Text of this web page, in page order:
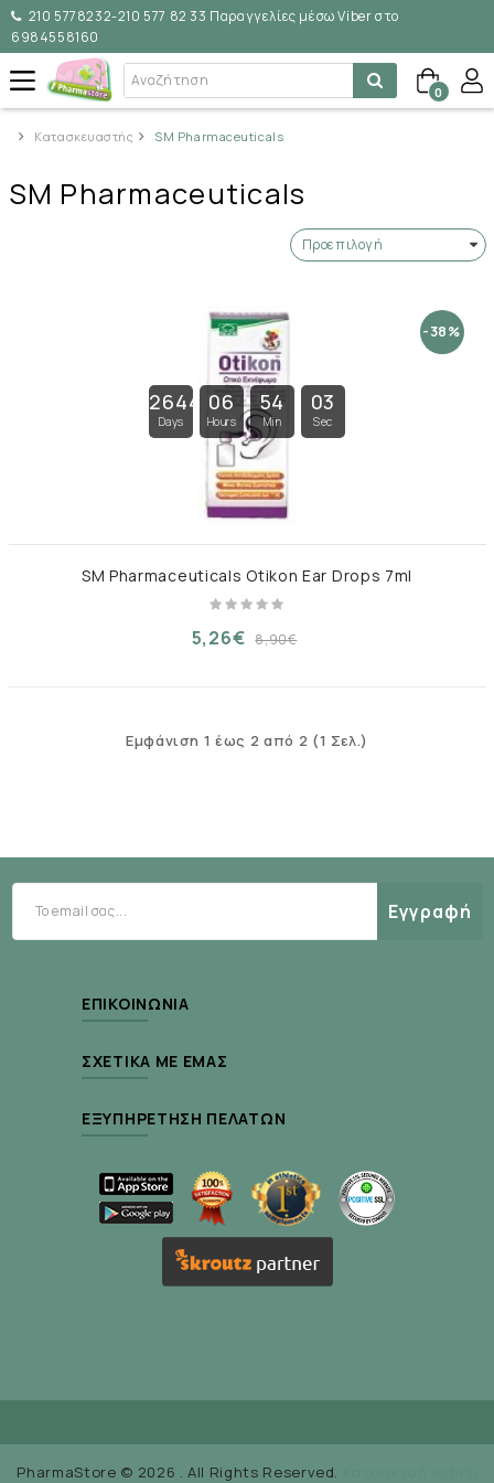
210 5778232-210 577 82 33 Παραγγελίες μέσω Viber στο
6984558160
0
Κατασκευαστής SM Pharmaceuticals
SM Pharmaceuticals
26443
Days
06
Hours
54
Min
03
Sec
-38%
SM Pharmaceuticals Otikon Ear Drops 7ml
5,26€ 8,90€
Εμφάνιση 1 έως 2 από 2 (1 Σελ.)
Εγγραφή
ΕΠΙΚΟΙΝΩΝΊΑ
ΣΧΕΤΙΚΆ ΜΕ ΕΜΆΣ
ΕΞΥΠΗΡΈΤΗΣΗ ΠΕΛΑΤΏΝ
PharmaStore © 2026 . All Rights Reserved.